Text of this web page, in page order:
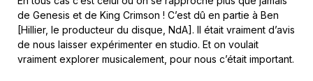
de Genesis et de King Crimson ! C’est dû en partie à Ben
[Hillier, le producteur du disque, NdA]. Il était vraiment d’avis
de nous laisser expérimenter en studio. Et on voulait
vraiment explorer musicalement, pour nous c’était important.